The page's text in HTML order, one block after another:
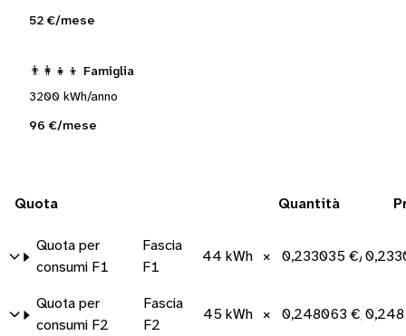
52 €/mese
👨‍👩‍👧‍👦 Famiglia
3200 kWh/anno
96 €/mese
Quota Quantità
Quota per
consumi F1
Fascia
F1
44 kWh × 0,233035 €/kWh
Quota per
consumi F2
Fascia
F2
45 kWh × 0,248063 €/kWh